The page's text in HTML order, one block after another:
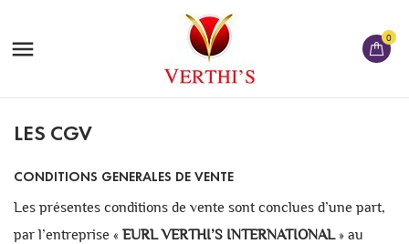
 0
LES CGV
CONDITIONS GENERALES DE VENTE
Les présentes conditions de vente sont conclues d’une part,
par l’entreprise « EURL VERTHI’S INTERNATIONAL» au